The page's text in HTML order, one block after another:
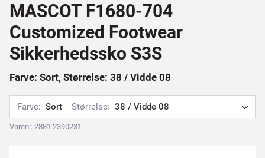
MASCOT F1680-704
Customized Footwear
Sikkerhedssko S3S
Farve: Sort, Størrelse: 38 / Vidde 08
Farve: Sort Størrelse: 38 / Vidde 08
Varenr. 2881 2390231